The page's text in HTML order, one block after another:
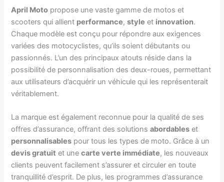
April Moto propose une vaste gamme de motos et
scooters qui allient performance,style et innovation.
Chaque modèle est conçu pour répondre aux exigences
variées des motocyclistes, qu’ils soient débutants ou
passionnés. L’un des principaux atouts réside dans la
possibilité de personnalisation des deux-roues, permettant
aux utilisateurs d’acquérir un véhicule qui les représenterait
véritablement.
La marque est également reconnue pour la qualité de ses
offres d’assurance, offrant des solutionsabordables et
personnalisables pour tous les types de moto. Grâce à un
devis gratuit et unecarte verte immédiate, les nouveaux
clients peuvent facilement s’assurer et circuler en toute
tranquillité d’esprit. De plus, les programmes d’assurance